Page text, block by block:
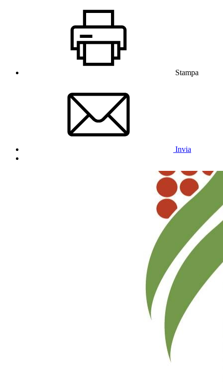
Stampa
Invia